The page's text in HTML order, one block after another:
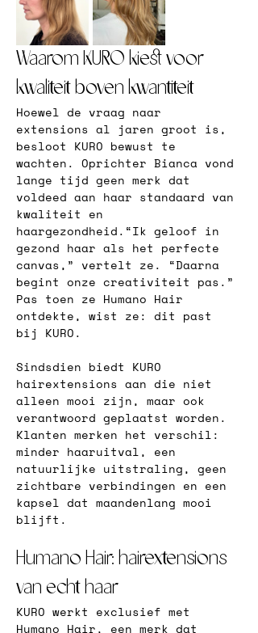
Waarom KURO kiest voor
kwaliteit boven kwantiteit
Hoewel de vraag naar
extensions al jaren groot is,
besloot KURO bewust te
wachten. Oprichter Bianca vond
lange tijd geen merk dat
voldeed aan haar standaard van
kwaliteit en
haargezondheid. “Ik geloof in
gezond haar als het perfecte
canvas,” vertelt ze. “Daarna
begint onze creativiteit pas.”
Pas toen ze Humano Hair
ontdekte, wist ze: dit past
bij KURO.
Sindsdien biedt KURO
hairextensions aan die niet
alleen mooi zijn, maar ook
verantwoord geplaatst worden.
Klanten merken het verschil:
minder haaruitval, een
natuurlijke uitstraling, geen
zichtbare verbindingen en een
kapsel dat maandenlang mooi
blijft.
Humano Hair: hairextensions
van echt haar
KURO werkt exclusief met
Humano Hair, een merk dat